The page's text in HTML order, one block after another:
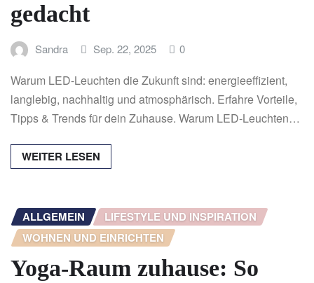
gedacht
Sandra Sep. 22, 2025 0
Warum LED-Leuchten die Zukunft sind: energieeffizient,
langlebig, nachhaltig und atmosphärisch. Erfahre Vorteile,
Tipps & Trends für dein Zuhause. Warum LED-Leuchten…
WEITER LESEN
ALLGEMEIN
LIFESTYLE UND INSPIRATION
WOHNEN UND EINRICHTEN
Yoga-Raum zuhause: So